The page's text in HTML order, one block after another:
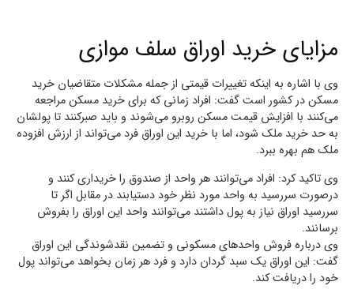
مزایای خرید اوراق سلف موازی
وی با اشاره به اینکه تغییرات قیمتی از جمله مشکلات متقاضیان خرید
مسکن در کشور است گفت: افراد زمانی که برای خرید مسکن مراجعه
می‌کنند با افزایش قیمت مسکن روبرو می‌شوند و باید صبرکنند تا پولشان
به حد خرید ملک شود، اما با خرید این اوراق فرد می‌تواند از ارزش افزوده
ملک هم بهره ببرد.
وی تاکید کرد: افراد می‌توانند هر واحد از صندوق را خریداری کنند و
درصورت سررسید به واحد مورد نظر خود دستیابند در مقابل اگر تا
سررسید اوراق نیاز به پول داشتند می‌توانند واحد این اوراق را بفروش
برسانند.
وی درباره فروش واحد‌های مسکونی و تضمین نقدشوندگی این اوراق
گفت: این اوراق یک سبد گردان دارد و فرد هر زمان بخواهد می‌تواند پول
خود را دریافت کند.